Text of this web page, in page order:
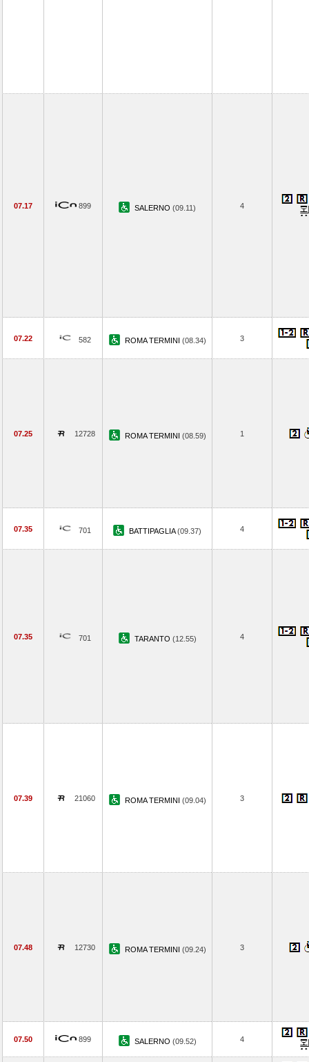
07.17 899 SALERNO (09.11) 4
07.22 582 ROMA TERMINI (08.34) 3
07.25 12728 ROMA TERMINI (08.59) 1
07.35 701 BATTIPAGLIA(09.37) 4
07.35 701 TARANTO (12.55) 4
07.39 21060 ROMA TERMINI (09.04) 3
07.48 12730 ROMA TERMINI (09.24) 3
07.50 899 SALERNO (09.52) 4